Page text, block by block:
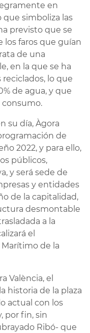
en
simboliza las
previsto que se
los faros que guían
de una
en la que se ha
lo que
de agua, y que
consumo.
su día, Àgora
de
2022, y para ello,
públicos,
y será sede de
y entidades
de la capitalidad,
desmontable
a la
el
de la
València, el
historia de la plaza
actual con los
por fin, sin
Ribó- que